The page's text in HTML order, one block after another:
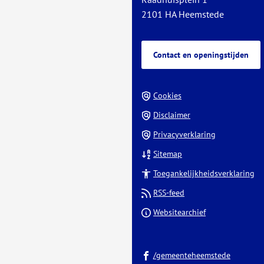
website)
2101 HA Heemstede
Contact en openingstijden
Cookies
Disclaimer
Privacyverklaring
Sitemap
Toegankelijkheidsverklaring
RSS-feed
Websitearchief(Verwijst
externe
/gemeenteheemstede(Verwijst